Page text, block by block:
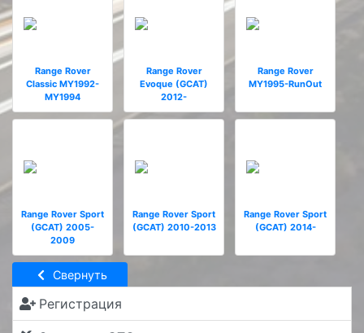
Свернуть
Регистрация
Range Rover
Classic MY1992-
MY1994
Range Rover
Evoque (GCAT)
2012-
Range Rover
MY1995-RunOut
Range Rover Sport
(GCAT) 2005-
2009
Range Rover Sport
(GCAT) 2010-2013
Range Rover Sport
(GCAT) 2014-